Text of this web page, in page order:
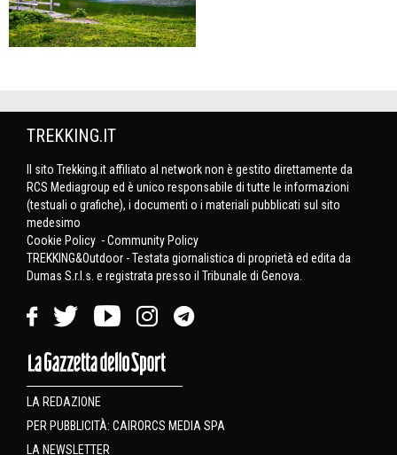
TREKKING.IT
Il sito Trekking.it affiliato al network non è gestito direttamente da
RCS Mediagroup ed è unico responsabile di tutte le informazioni
(testuali o grafiche), i documenti o i materiali pubblicati sul sito
medesimo
Cookie Policy -Community Policy
TREKKING&Outdoor - Testata giornalistica di proprietà ed edita da
Dumas S.r.l.s. e registrata presso il Tribunale di Genova.
LA REDAZIONE
PER PUBBLICITÀ: CAIRORCS MEDIA SPA
LA NEWSLETTER